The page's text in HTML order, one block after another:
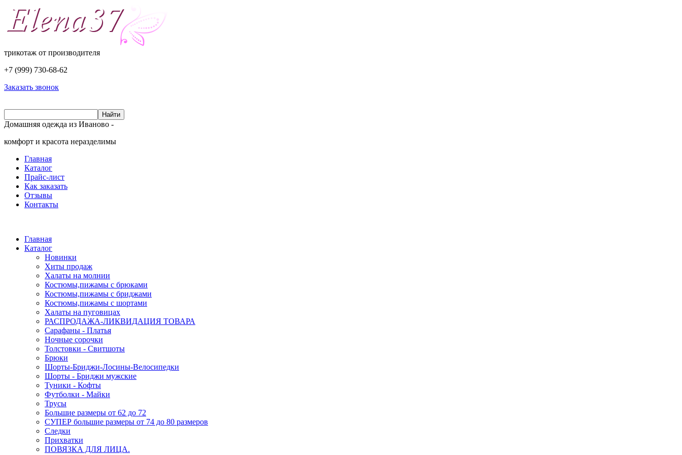
трикотаж от производителя
+7 (999) 730-68-62
Заказать звонок
Домашняя одежда из Иваново -
комфорт и красота неразделимы
Главная
Каталог
Прайс-лист
Как заказать
Отзывы
Контакты
Главная
Каталог
Новинки
Хиты продаж
Халаты на молнии
Костюмы,пижамы с брюками
Костюмы,пижамы с бриджами
Костюмы,пижамы с шортами
Халаты на пуговицах
РАСПРОДАЖА-ЛИКВИДАЦИЯ ТОВАРА
Сарафаны - Платья
Ночные сорочки
Толстовки - Свитшоты
Брюки
Шорты-Бриджи-Лосины-Велосипедки
Шорты - Бриджи мужские
Туники - Кофты
Футболки - Майки
Трусы
Большие размеры от 62 до 72
СУПЕР большие размеры от 74 до 80 размеров
Следки
Прихватки
ПОВЯЗКА ДЛЯ ЛИЦА.